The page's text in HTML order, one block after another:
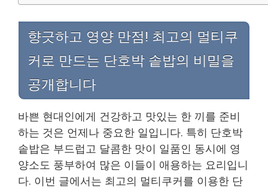
향긋하고 영양 만점! 최고의 멀티쿠
커로 만드는 단호박 솥밥의 비밀을
공개합니다
바쁜 현대인에게 건강하고 맛있는 한 끼를 준비
하는 것은 언제나 중요한 일입니다. 특히 단호박
솥밥은 부드럽고 달콤한 맛이 일품인 동시에 영
양소도 풍부하여 많은 이들이 애용하는 요리입니
다. 이번 글에서는 최고의 멀티쿠커를 이용한 단